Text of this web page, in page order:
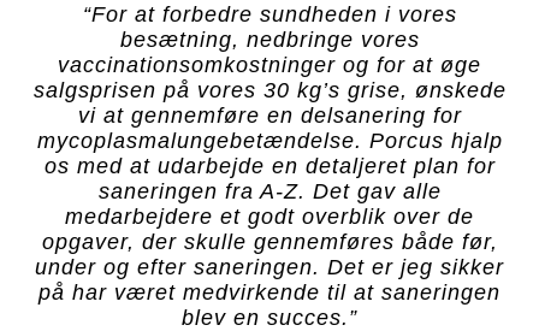
“For at forbedre sundheden i vores
besætning, nedbringe vores
vaccinationsomkostninger og for at øge
salgsprisen på vores 30 kg’s grise, ønskede
vi at gennemføre en delsanering for
mycoplasmalungebetændelse. Porcus hjalp
os med at udarbejde en detaljeret plan for
saneringen fra A-Z. Det gav alle
medarbejdere et godt overblik over de
opgaver, der skulle gennemføres både før,
under og efter saneringen. Det er jeg sikker
på har været medvirkende til at saneringen
blev en succes.”